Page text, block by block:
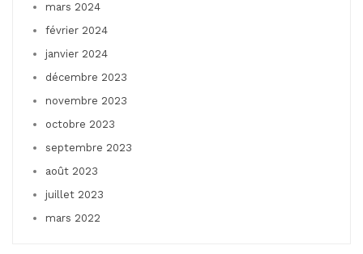
mars 2024
février 2024
janvier 2024
décembre 2023
novembre 2023
octobre 2023
septembre 2023
août 2023
juillet 2023
mars 2022